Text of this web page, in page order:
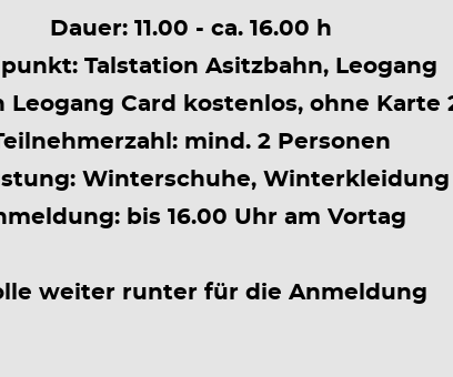
Dauer: 11.00 - ca. 16.00 h
Talstation Asitzbahn, Leogang
Leogang Card kostenlos, ohne Karte
mind. 2 Personen
Winterschuhe, Winterkleidung
bis 16.00 Uhr am Vortag
weiter runter für die Anmeldung